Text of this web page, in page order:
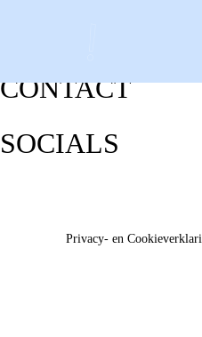
CONTACT
SOCIALS
Privacy- en